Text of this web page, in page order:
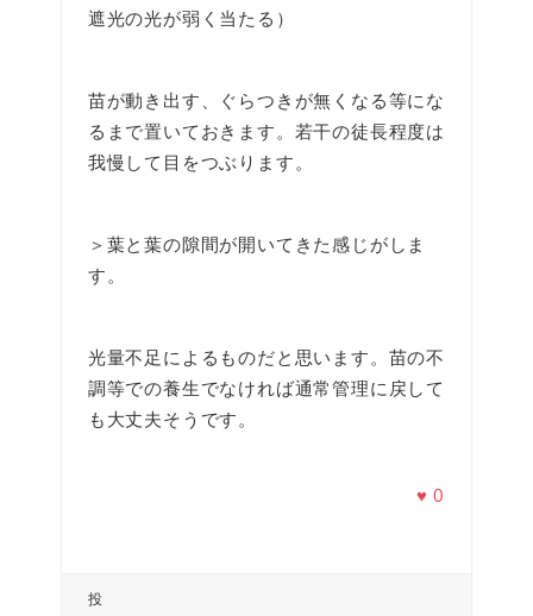
遮光の光が弱く当たる）
苗が動き出す、ぐらつきが無くなる等にな
るまで置いておきます。若干の徒長程度は
我慢して目をつぶります。
＞葉と葉の隙間が開いてきた感じがしま
す。
光量不足によるものだと思います。苗の不
調等での養生でなければ通常管理に戻して
も大丈夫そうです。
♥0
投